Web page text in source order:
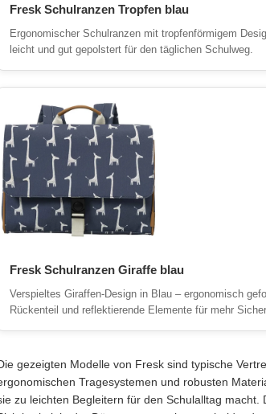
Fresk Schulranzen Tropfen blau
Ergonomischer Schulranzen mit tropfenförmigem
leicht und gut gepolstert für den täglichen Schulweg.
Fresk Schulranzen Giraffe blau
Verspieltes Giraffen-Design in Blau – ergonomisch
Rückenteil und reflektierende Elemente für mehr
gezeigten Modelle von Fresk sind typische
Tragesystemen und robusten
zu leichten Begleitern für den Schulalltag